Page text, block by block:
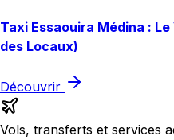
Taxi Essaouira Médina :
des Locaux)
Découvrir
Vols, transferts et services